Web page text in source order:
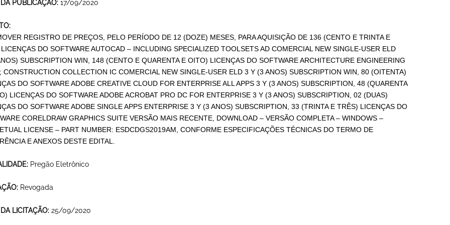
PUBLICAÇÃO: 17/09/2020
REGISTRO DE PREÇOS, PELO PERÍODO DE 12 (DOZE) MESES, PARA AQUISIÇÃO DE 136 (CENTO E TRINTA E
DO SOFTWARE AUTOCAD – INCLUDING SPECIALIZED TOOLSETS AD COMERCIAL NEW SINGLE-USER ELD
SUBSCRIPTION WIN, 148 (CENTO E QUARENTA E OITO) LICENÇAS DO SOFTWARE ARCHITECTURE ENGINEERING
CONSTRUCTION COLLECTION IC COMERCIAL NEW SINGLE-USER ELD 3 Y (3 ANOS) SUBSCRIPTION WIN, 80 (OITENTA)
DO SOFTWARE ADOBE CREATIVE CLOUD FOR ENTERPRISE ALL APPS 3 Y (3 ANOS) SUBSCRIPTION, 48 (QUARENTA
LICENÇAS DO SOFTWARE ADOBE ACROBAT PRO DC FOR ENTERPRISE 3 Y (3 ANOS) SUBSCRIPTION, 02 (DUAS)
DO SOFTWARE ADOBE SINGLE APPS ENTERPRISE 3 Y (3 ANOS) SUBSCRIPTION, 33 (TRINTA E TRÊS) LICENÇAS DO
CORELDRAW GRAPHICS SUITE VERSÃO MAIS RECENTE, DOWNLOAD – VERSÃO COMPLETA – WINDOWS –
LICENSE – PART NUMBER: ESDCDGS2019AM, CONFORME ESPECIFICAÇÕES TÉCNICAS DO TERMO DE
E ANEXOS DESTE EDITAL.
Pregão Eletrônico
Revogada
LICITAÇÃO: 25/09/2020